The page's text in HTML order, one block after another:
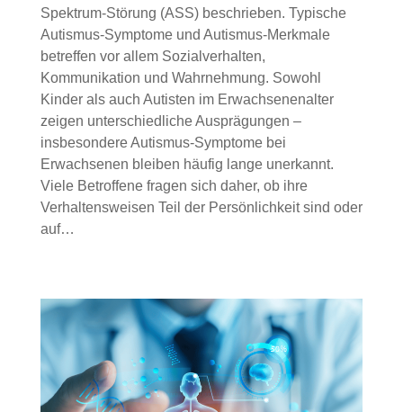
Spektrum-Störung (ASS) beschrieben. Typische
Autismus-Symptome und Autismus-Merkmale
betreffen vor allem Sozialverhalten,
Kommunikation und Wahrnehmung. Sowohl
Kinder als auch Autisten im Erwachsenenalter
zeigen unterschiedliche Ausprägungen –
insbesondere Autismus-Symptome bei
Erwachsenen bleiben häufig lange unerkannt.
Viele Betroffene fragen sich daher, ob ihre
Verhaltensweisen Teil der Persönlichkeit sind oder
auf…